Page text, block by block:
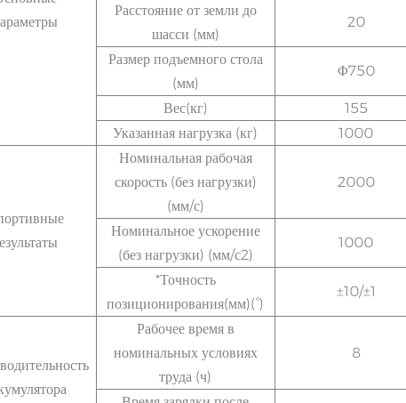
Расстояние от земли до
шасси (мм)
20
Размер подъемного стола
(мм)
Φ750
Вес(кг) 155
Указанная нагрузка (кг)
1000
Номинальная рабочая
скорость (без нагрузки)
(мм/с)
2000
Номинальное ускорение
(без нагрузки) (мм/с2)
1000
*Точность
позиционирования(мм)(°)
±10/±1
Рабочее время в
номинальных условиях
труда (ч)
8